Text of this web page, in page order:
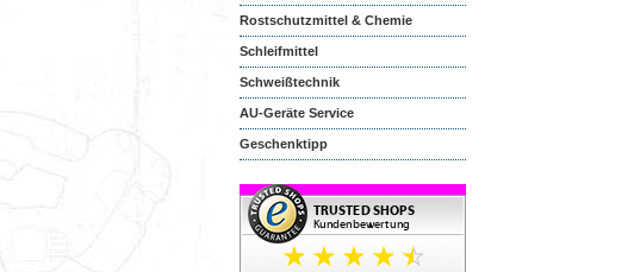
Rostschutzmittel & Chemie
Schleifmittel
Schweißtechnik
AU-Geräte Service
Geschenktipp